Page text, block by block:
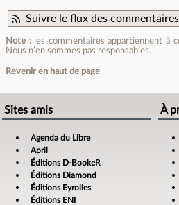
Suivre le flux des commentaires
Note :les commentaires appartiennent à
Nous n’en sommes pas responsables.
Revenir en haut de page
Sites amis
Agenda du Libre
April
Éditions D-BookeR
Éditions Diamond
Éditions Eyrolles
Éditions ENI
À